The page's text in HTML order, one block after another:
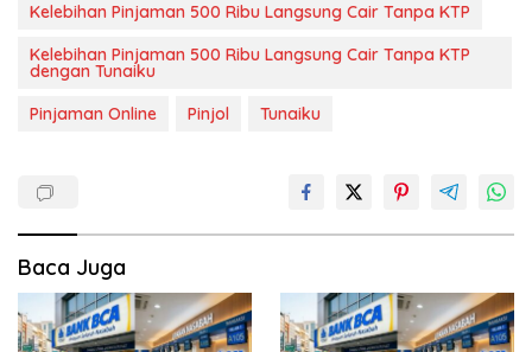
Kelebihan Pinjaman 500 Ribu Langsung Cair Tanpa KTP
Kelebihan Pinjaman 500 Ribu Langsung Cair Tanpa KTP
dengan Tunaiku
Pinjaman Online
Pinjol Tunaiku
Baca Juga